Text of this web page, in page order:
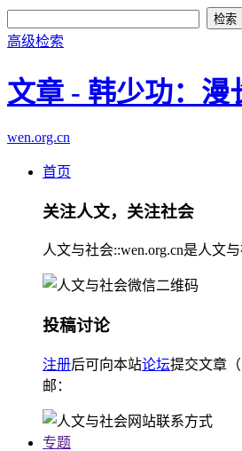
高级检索
文章 - 韩少功：漫
wen.org.cn
首页
关注人文，关注社会
人文与社会::wen.org.cn是人文
投稿讨论
注册后可向本站论坛提交文章
邮：
专题